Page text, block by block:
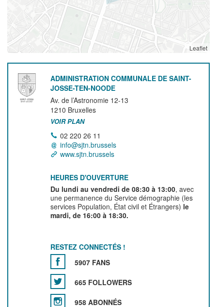
Leaflet
ADMINISTRATION COMMUNALE DE SAINT-
JOSSE-TEN-NOODE
Av. de l’Astronomie 12-13
1210 Bruxelles
VOIR PLAN
02 220 26 11
info@sjtn.brussels
www.sjtn.brussels
HEURES D'OUVERTURE
Du lundi au vendredi de 08:30 à 13:00, avec
une permanence du Service démographie (les
services Population, État civil et Étrangers) le
mardi, de 16:00 à 18:30.
RESTEZ CONNECTÉS !
5907 FANS
665 FOLLOWERS
958 ABONNÉS